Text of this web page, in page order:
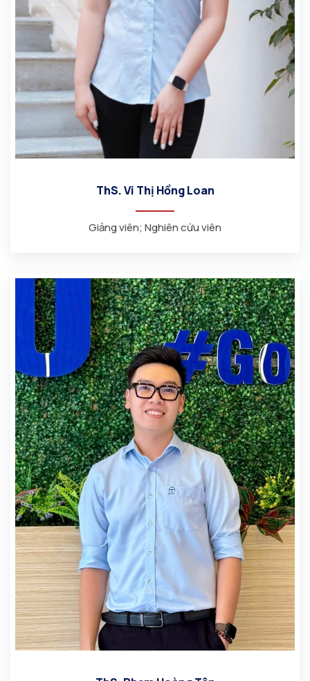
ThS. Vi Thị Hồng Loan
Giảng viên; Nghiên cứu viên